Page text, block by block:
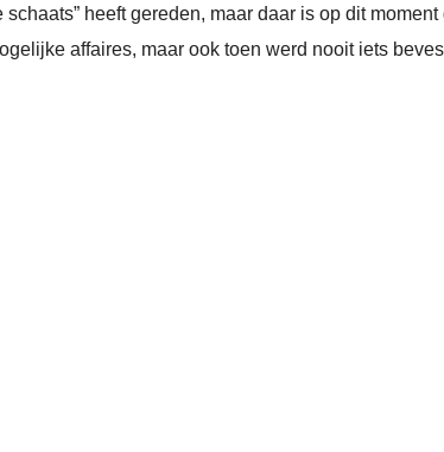
heeft gereden, maar daar is op dit
affaires, maar ook toen werd nooit iets